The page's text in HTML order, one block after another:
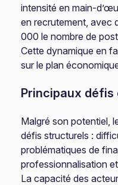
intensité en main-
en recrutement, avec
000 le nombre de
Cette dynamique en
sur le plan
Principaux défis
Malgré son potentiel,
défis structurels :
problématiques de
professionnalisation
La capacité des